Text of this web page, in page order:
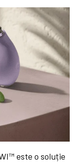
este o soluție